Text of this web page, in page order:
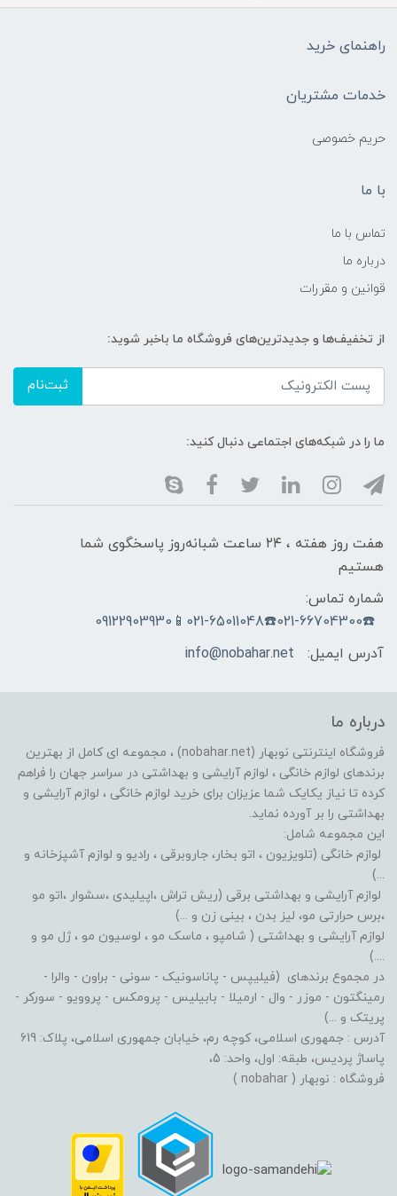
راهنمای خرید
خدمات مشتریان
حریم خصوصی
با ما
تماس با ما
درباره ما
قوانین و مقررات
از تخفیف‌ها و جدیدترین‌های فروشگاه ما باخبر شوید:
ثبت‌نام
ما را در شبکه‌های اجتماعی دنبال کنید:
هفت روز هفته ، ۲۴ ساعت شبانه‌روز پاسخگوی شما
هستیم
شماره تماس:
☎️021-66704300☎️021-65011048📱09122903930
آدرس ایمیل:
info@nobahar.net
درباره ما
فروشگاه اینترنتی نوبهار (nobahar.net) ، مجموعه ای کامل از بهترین
برندهای لوازم خانگی ، لوازم آرایشی و بهداشتی در سراسر جهان را فراهم
کرده تا نیاز یکایک شما عزیزان برای خرید لوازم خانگی ، لوازم آرایشی و
بهداشتی را بر آورده نماید.
این مجموعه شامل:
لوازم خانگی (تلویزیون ، اتو بخار، جاروبرقی ، رادیو و لوازم آشپزخانه و
...)
لوازم آرایشی و بهداشتی برقی (ریش تراش ،اپیلیدی ،سشوار ،اتو مو
،برس حرارتی مو، لیز بدن ، بینی زن و ...)
لوازم آرایشی و بهداشتی ( شامپو ، ماسک مو ، لوسیون مو ، ژل مو و
....)
در مجموع برندهای (فیلیپس - پاناسونیک - سونی - براون - والرا -
رمینگتون - موزر - وال - ارمیلا - بابیلیس - پرومکس - پروویو - سورکر -
پریتک و ...)
آدرس : جمهوری اسلامی، کوچه رم، خیابان جمهوری اسلامی، پلاک: 619
پاساژ پردیس، طبقه: اول، واحد: 5،
فروشگاه : نوبهار ( nobahar )